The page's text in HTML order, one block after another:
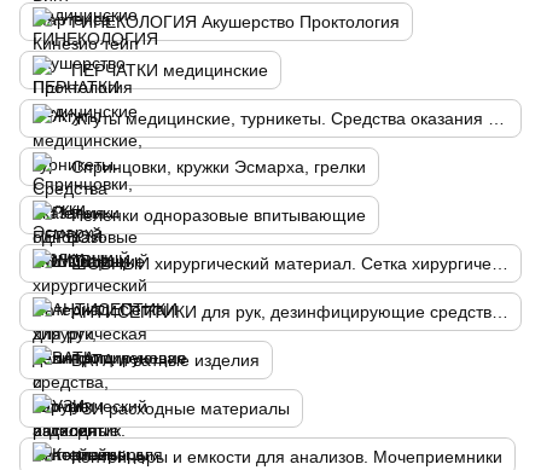
ГИНЕКОЛОГИЯ Акушерство Проктология
ПЕРЧАТКИ медицинские
Спринцовки, кружки Эсмарха, грелки
Пеленки одноразовые впитывающие
ВАТА и ватные изделия
УЗИ расходные материалы
Контейнеры и емкости для анализов. Мочеприемники